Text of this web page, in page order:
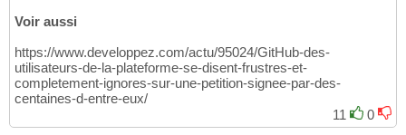
Voir aussi
https://www.developpez.com/actu/95024/GitHub-des-
utilisateurs-de-la-plateforme-se-disent-frustres-et-
completement-ignores-sur-une-petition-signee-par-des-
centaines-d-entre-eux/
11
0